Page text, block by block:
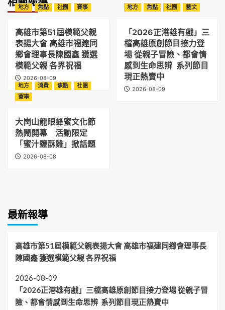
地方 焦點 社團 賽事
高雄市第51屆模範父親
表揚大會 高雄市福建同
鄉會理事長陳國鑫 獲選
模範父親 各界祝福
2026-08-09
地方 焦點 社團 藝文
「2026正港雄有戲」三
檔高雄原創節目接力登
場 從親子冒險、都會情
感到生命思辨 系列節目
現正熱賣中
2026-08-09
地方 消費 焦點
社團
賽事
大崗山龍眼蜂蜜文化節
熱鬧開幕 活動限定
「蜜汁鹽酥雞」掀話題
2026-08-08
最新報導
高雄市第51屆模範父親表揚大會 高雄市福建同鄉會理事長
陳國鑫 獲選模範父親 各界祝福
2026-08-09
「2026正港雄有戲」三檔高雄原創節目接力登場 從親子冒
險、都會情感到生命思辨 系列節目現正熱賣中